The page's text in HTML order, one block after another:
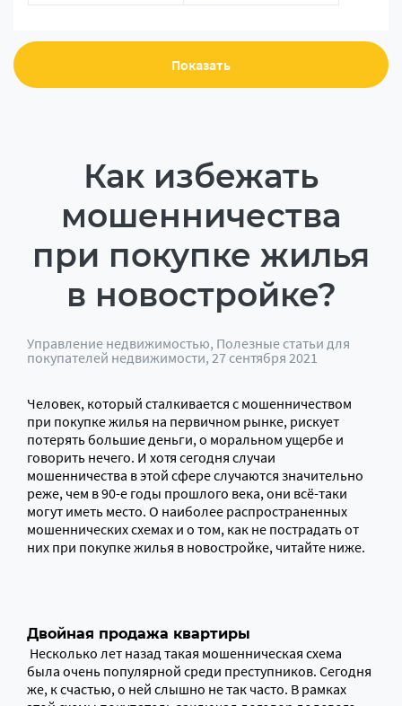
Показать
Как избежать
мошенничества
при покупке жилья
в новостройке?
Управление недвижимостью, Полезные статьи для
покупателей недвижимости, 27 сентября 2021
Человек, который сталкивается с мошенничеством
при покупке жилья на первичном рынке, рискует
потерять большие деньги, о моральном ущербе и
говорить нечего. И хотя сегодня случаи
мошенничества в этой сфере случаются значительно
реже, чем в 90-е годы прошлого века, они всё-таки
могут иметь место. О наиболее распространенных
мошеннических схемах и о том, как не пострадать от
них при покупке жилья в новостройке, читайте ниже.
Двойная продажа квартиры
Несколько лет назад такая мошенническая схема
была очень популярной среди преступников. Сегодня
же, к счастью, о ней слышно не так часто. В рамках